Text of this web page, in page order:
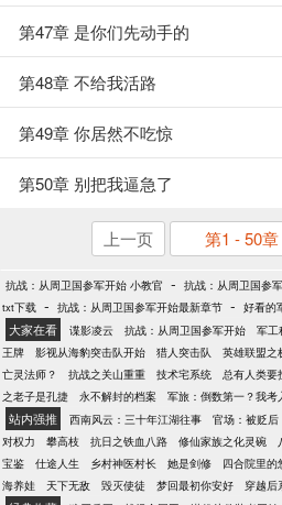
第47章 是你们先动手的
第48章 不给我活路
第49章 你居然不吃惊
第50章 别把我逼急了
上一页 第1 - 50章
抗战：从周卫国参军开始 小教官 - 抗战：从周卫国参
txt下载 - 抗战：从周卫国参军开始最新章节 - 好看的
大家在看 谍影凌云 抗战：从周卫国参军开始 军工
王牌
影视从海豹突击队开始 猎人突击队 英雄联盟之
亡灵法师？
抗战之关山重重 技术宅系统 总有人类要
之老子是孔捷
永不解封的档案 军旅：倒数第一？我考
站内强推 西南风云：三十年江湖往事 官场：被贬
对权力
攀高枝 抗日之铁血八路 修仙家族之化灵碗
宝鉴
仕途人生 乡村神医村长 她是剑修 四合院里的
海养娃
天下无敌 毁灭使徒 梦回最初你安好 穿越后